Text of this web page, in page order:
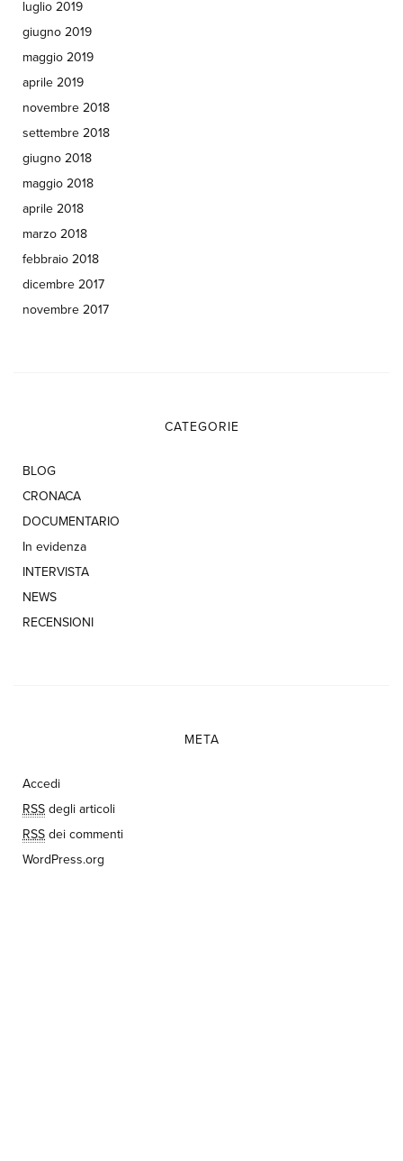
luglio 2019
giugno 2019
maggio 2019
aprile 2019
novembre 2018
settembre 2018
giugno 2018
maggio 2018
aprile 2018
marzo 2018
febbraio 2018
dicembre 2017
novembre 2017
CATEGORIE
BLOG
CRONACA
DOCUMENTARIO
In evidenza
INTERVISTA
NEWS
RECENSIONI
META
Accedi
RSS degli articoli
RSS dei commenti
WordPress.org